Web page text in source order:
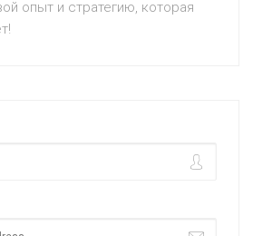
опыт и стратегию, которая